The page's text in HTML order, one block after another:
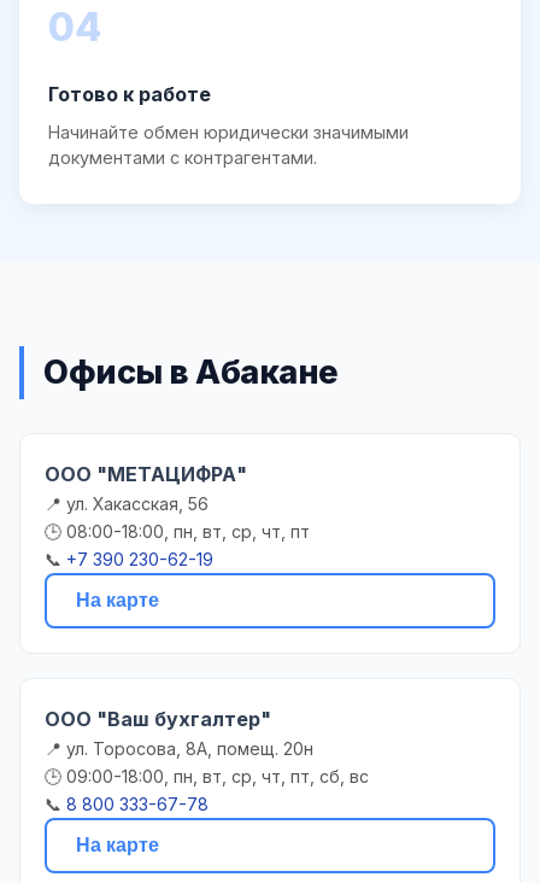
04
Готово к работе
Начинайте обмен юридически значимыми
документами с контрагентами.
Офисы в Абакане
ООО "МЕТАЦИФРА"
📍 ул. Хакасская, 56
🕒 08:00-18:00, пн, вт, ср, чт, пт
📞 +7 390 230-62-19
На карте
ООО "Ваш бухгалтер"
📍 ул. Торосова, 8А, помещ. 20н
🕒 09:00-18:00, пн, вт, ср, чт, пт, сб, вс
📞 8 800 333-67-78
На карте